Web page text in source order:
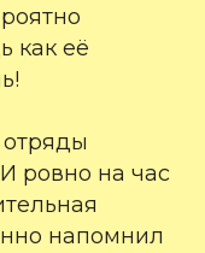
как её
ровно на час
напомнил